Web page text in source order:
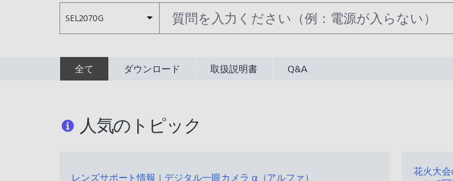
SEL2070G
全て ダウンロード 取扱説明書 Q&A
人気のトピック
レンズサポート情報 | デジタル一眼カメラ α（アルファ）
花火大